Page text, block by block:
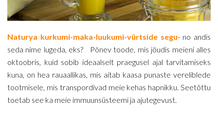
Naturya kurkumi-maka-luukumi-vürtside segu- no andis
seda nime lugeda, eks? Põnev toode, mis jõudis meieni alles
oktoobris, kuid sobib ideaalselt praegusel ajal tarvitamiseks
kuna, on hea rauaallikas, mis aitab kaasa punaste vereliblede
tootmisele, mis transpordivad meie kehas hapnikku. Seetõttu
toetab see ka meie immuunsüsteemi ja ajutegevust.